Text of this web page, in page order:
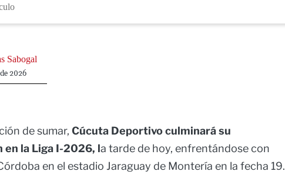
Sabogal
2026
de sumar, Cúcuta Deportivo culminará su
en la Liga I-2026, la tarde de hoy, enfrentándose con
en el estadio Jaraguay de Montería en la fecha 19.